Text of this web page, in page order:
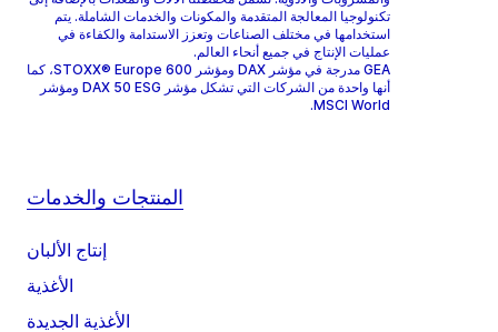
تكنولوجيا المعالجة المتقدمة والمكونات والخدمات الشاملة. يتم
استخدامها في مختلف الصناعات وتعزز الاستدامة والكفاءة في
عمليات الإنتاج في جميع أنحاء العالم.
GEA مدرجة في مؤشر DAX ومؤشر STOXX® Europe 600، كما
أنها واحدة من الشركات التي تشكل مؤشر DAX 50 ESG ومؤشر
MSCI World.
المنتجات والخدمات
إنتاج الألبان
الأغذية
الأغذية الجديدة